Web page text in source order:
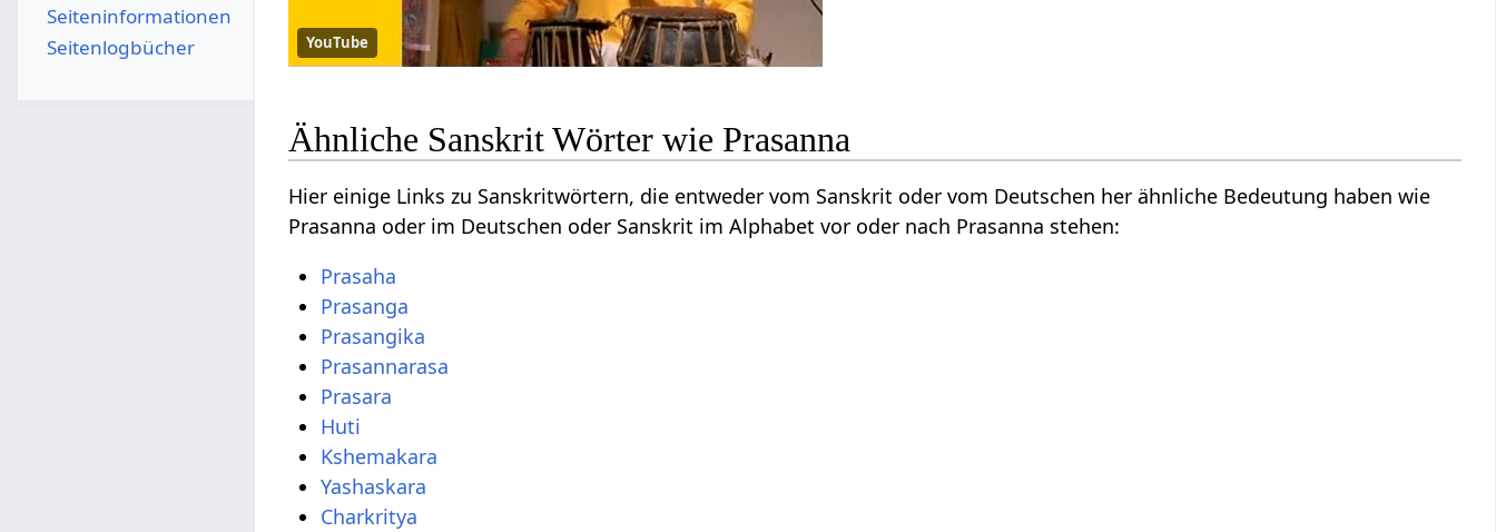
YouTube
Ähnliche Sanskrit Wörter wie Prasanna
Hier einige Links zu Sanskritwörtern, die entweder vom Sanskrit oder vom Deutschen her ähnliche Bedeutung haben wie
Prasanna oder im Deutschen oder Sanskrit im Alphabet vor oder nach Prasanna stehen:
Prasaha
Prasanga
Prasangika
Prasannarasa
Prasara
Huti
Kshemakara
Yashaskara
Charkritya
Seiten­­informationen
Seitenlogbücher